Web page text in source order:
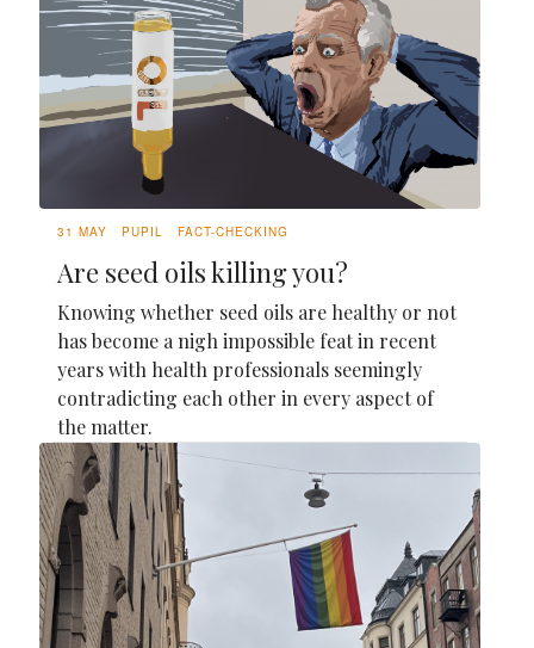
31 MAY PUPIL FACT-CHECKING
Are seed oils killing you?
Knowing whether seed oils are healthy or not
has become a nigh impossible feat in recent
years with health professionals seemingly
contradicting each other in every aspect of
the matter.